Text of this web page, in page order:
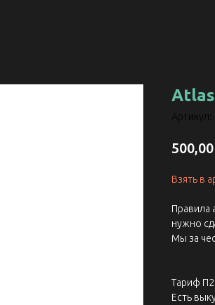
Артикул:
500,00
Взять в
Правила
нужно
Мы за
Тариф П2
Есть